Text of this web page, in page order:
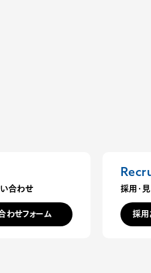
合わせ
わせフォーム
採用・
採用